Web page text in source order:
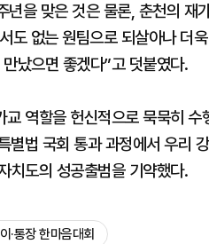
을 맞은 것은 물론, 춘천의 재
없는 원팀으로 되살아나 더
났으면 좋겠다”고 덧붙였다.
역할을 헌신적으로 묵묵히 수
별법 국회 통과 과정에서 우리
치도의 성공출범을 기약했다.
·통장 한마음대회